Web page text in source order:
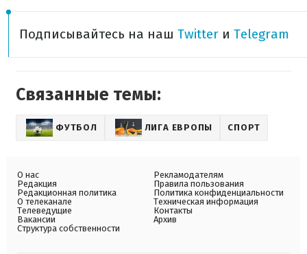
Подписывайтесь на наш Twitter и Telegram
Связанные темы:
ФУТБОЛ ЛИГА ЕВРОПЫ СПОРТ
О нас
Редакция
Редакционная политика
О телеканале
Телеведущие
Вакансии
Структура собственности
Рекламодателям
Правила пользования
Политика конфиденциальности
Техническая информация
Контакты
Архив